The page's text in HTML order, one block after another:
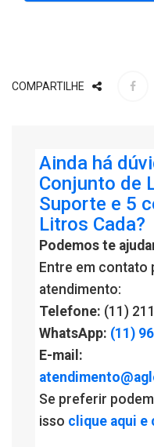
COMPARTILHE
Ainda há
Conjunto de
Suporte e 5
Litros Cada?
Podemos te
Entre em contato
atendimento:
Telefone: (11)
WhatsApp: (11)
E-mail:
Se preferir
isso clique aqui e